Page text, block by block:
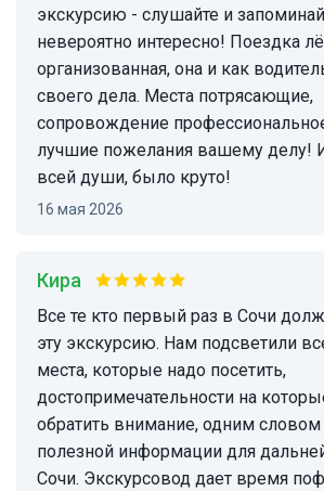
экскурсию - слушайте и
невероятно интересно! Поездка
организованная, она и как
своего дела. Места потрясающие,
сопровождение
лучшие пожелания вашему делу!
всей души, было круто!
16 мая 2026
Кира
Все те кто первый раз в Сочи должны посетить
эту экскурсию. Нам подсветили
места, которые надо посетить,
достопримечательности на
обратить внимание, одним
полезной информации для
Сочи. Экскурсовод дает время